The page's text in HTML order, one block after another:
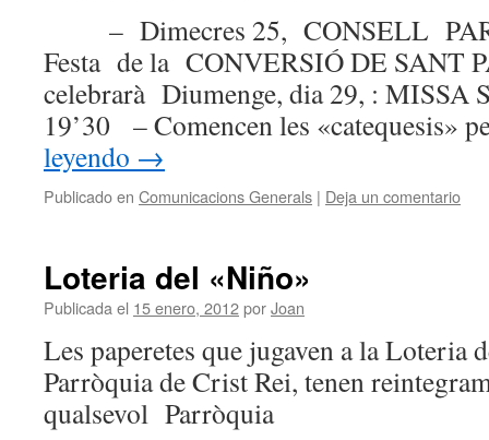
– Dimecres 25, CONSELL
Festa de la CONVERSIÓ DE SANT
celebrarà Diumenge, dia 29, : MISSA
19’30 – Comencen les «catequesis»
leyendo →
Publicado en Comunicacions Generals | Deja un comentario
Loteria del «Niño»
Publicada el 15 enero, 2012porJoan
Les paperetes que jugaven a la Loteria
Parròquia de Crist Rei, tenen
qualsevol Parròquia